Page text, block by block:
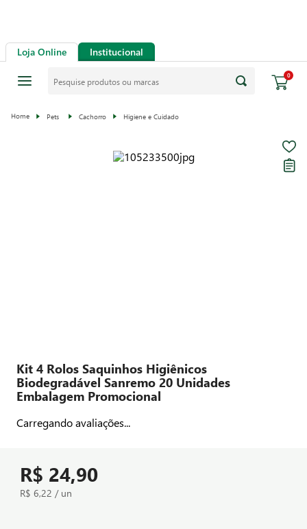
Loja Online Institucional
0
Pets Cachorro Higiene e Cuidado
Kit 4 Rolos Saquinhos Higiênicos
Biodegradável Sanremo 20 Unidades
Embalagem Promocional
Carregando avaliações...
R$ 24,90
R$ 6,22 / un